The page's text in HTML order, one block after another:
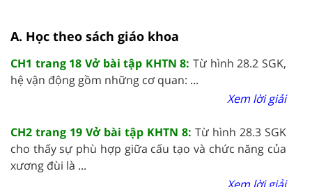
A. Học theo sách giáo khoa
CH1 trang 18 Vở bài tập KHTN 8:Từ hình 28.2 SGK,
hệ vận động gồm những cơ quan: ...
Xem lời giải
CH2 trang 19 Vở bài tập KHTN 8: Từ hình 28.3 SGK
cho thấy sự phù hợp giữa cấu tạo và chức năng của
xương đùi là ...